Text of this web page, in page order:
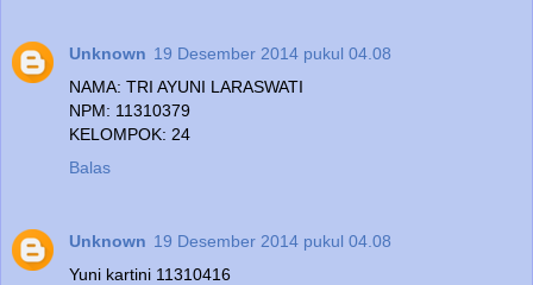
Unknown 19 Desember 2014 pukul 04.08
NAMA: TRI AYUNI LARASWATI
NPM: 11310379
KELOMPOK: 24
Balas
Unknown 19 Desember 2014 pukul 04.08
Yuni kartini 11310416